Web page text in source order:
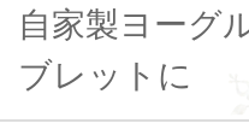
自家製ヨーグ
ブレットに